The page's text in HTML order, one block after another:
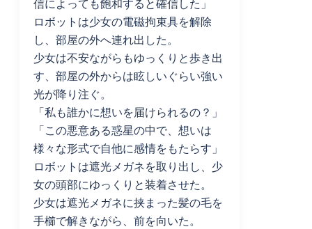
信によっても飽和すると確信した」
ロボットは少女の電磁拘束具を解除
し、部屋の外へ連れ出した。
少女は不安ながらもゆっくりと歩き出
す、部屋の外からは眩しいぐらい強い
光が降り注ぐ。
「私も誰かに想いを届けられるの？」
「この悪意ある惑星の中で、想いは
様々な形式で自他に感情をもたらす」
ロボットは遮光メガネを取り出し、少
女の頭部にゆっくりと装着させた。
少女は遮光メガネに挟まった髪の毛を
手櫛で解きながら、前を向いた。